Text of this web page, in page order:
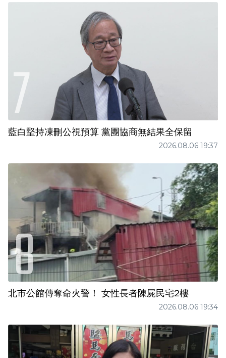
藍白堅持凍刪公視預算 黨團協商無結果全保留
2026.08.06 19:37
北市公館傳奪命火警！ 女性長者陳屍民宅2樓
2026.08.06 19:34